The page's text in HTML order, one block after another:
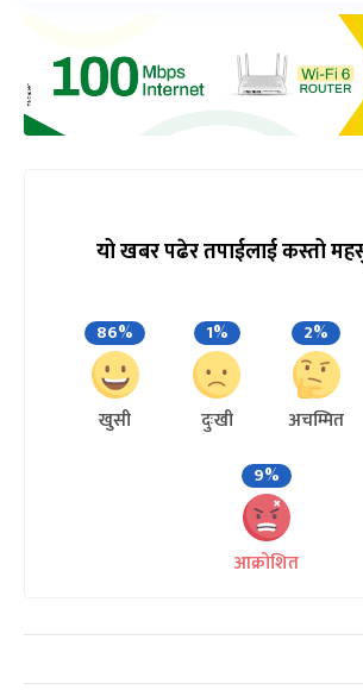
यो खबर पढेर तपाईलाई कस्तो
86%
खुसी
1%
दुःखी
2%
अचम्मित
9%
आक्रोशित